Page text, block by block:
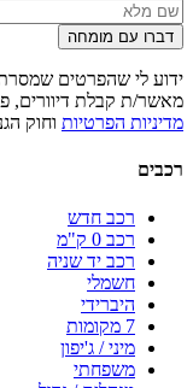
דברו עם מומחה
ידוע לי שהפרטים
מאשר/ת קבלת דיוורים,
מדיניות הפרטיות וחוק
רכבים
רכב חדש
רכב 0 ק"מ
רכב יד שניה
חשמלי
היברידי
7 מקומות
מיני / ג'יפון
משפחתי